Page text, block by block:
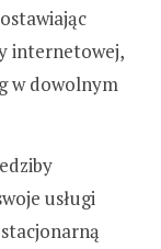
internetowej,
w dowolnym
usługi